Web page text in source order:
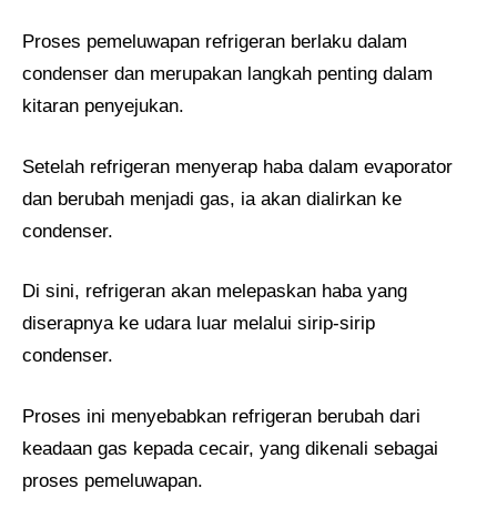
Proses pemeluwapan refrigeran berlaku dalam
condenser dan merupakan langkah penting dalam
kitaran penyejukan.
Setelah refrigeran menyerap haba dalam evaporator
dan berubah menjadi gas, ia akan dialirkan ke
condenser.
Di sini, refrigeran akan melepaskan haba yang
diserapnya ke udara luar melalui sirip-sirip
condenser.
Proses ini menyebabkan refrigeran berubah dari
keadaan gas kepada cecair, yang dikenali sebagai
proses pemeluwapan.